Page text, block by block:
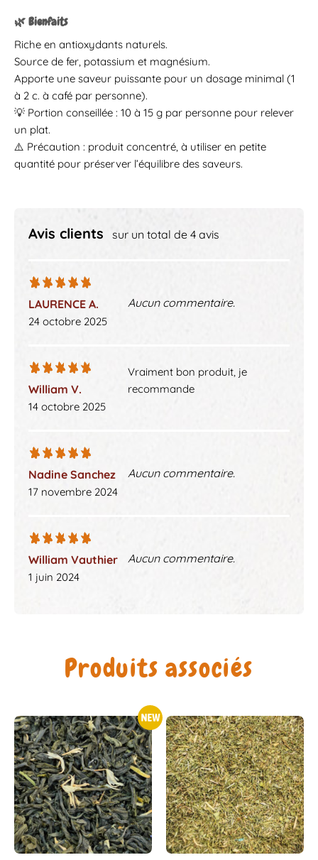
🌿 Bienfaits
Riche en antioxydants naturels.
Source de fer, potassium et magnésium.
Apporte une saveur puissante pour un dosage minimal (1
à 2 c. à café par personne).
💡 Portion conseillée : 10 à 15 g par personne pour relever
un plat.
⚠️ Précaution : produit concentré, à utiliser en petite
quantité pour préserver l’équilibre des saveurs.
Avis clients sur un total de 4 avis
LAURENCE A.
24 octobre 2025
Aucun commentaire.
William V.
14 octobre 2025
Vraiment bon produit, je
recommande
Nadine Sanchez
17 novembre 2024
Aucun commentaire.
William Vauthier
1 juin 2024
Aucun commentaire.
Produits associés